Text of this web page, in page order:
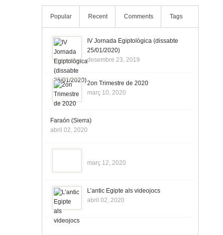
Popular Recent Comments Tags
IV Jornada Egiptològica (dissabte
25/01/2020)
desembre 23, 2019
2on Trimestre de 2020
març 10, 2020
Faraón (Sierra)
abril 02, 2020
març 12, 2020
L’antic Egipte als videojocs
abril 02, 2020